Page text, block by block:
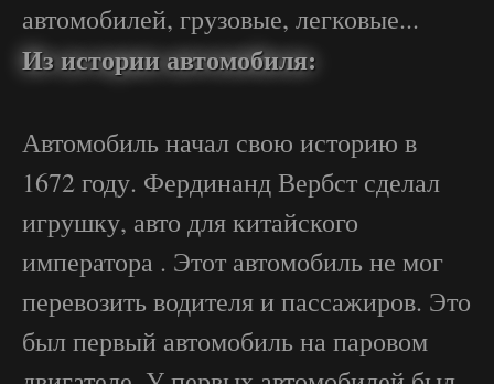
автомобилей, грузовые, легковые...
Из истории автомобиля:
Автомобиль начал свою историю в
1672 году. Фердинанд Вербст сделал
игрушку, авто для китайского
императора . Этот автомобиль не мог
перевозить водителя и пассажиров. Это
был первый автомобиль на паровом